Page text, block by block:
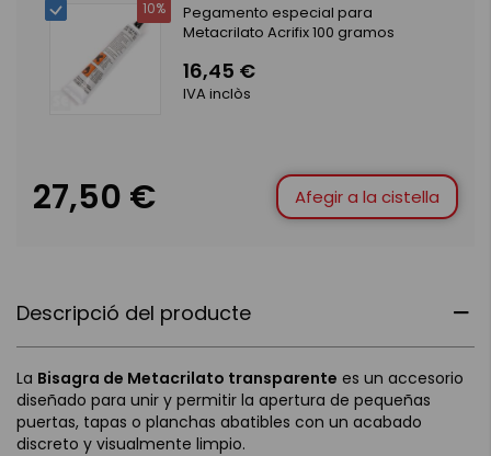
10%
Pegamento especial para
Metacrilato Acrifix 100 gramos
16,45 €
IVA inclòs
27,50 € Afegir a la cistella
Descripció del producte
La Bisagra de Metacrilato transparente es un accesorio
diseñado para unir y permitir la apertura de pequeñas
puertas, tapas o planchas abatibles con un acabado
discreto y visualmente limpio.